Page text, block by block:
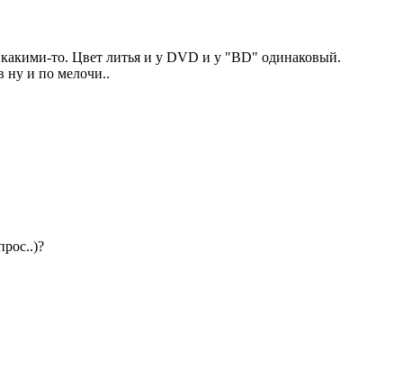
какими-то. Цвет литья и у DVD и у "BD" одинаковый.
ну и по мелочи..